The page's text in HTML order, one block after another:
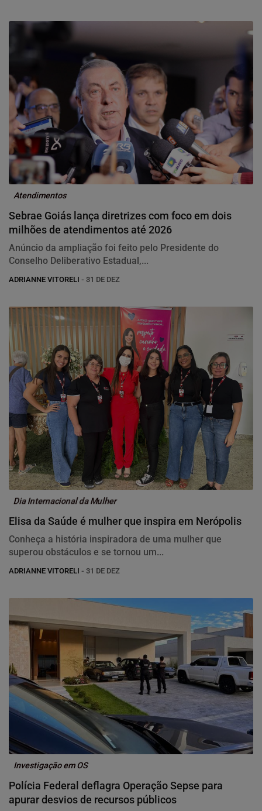
Atendimentos
Sebrae Goiás lança diretrizes com foco em dois
milhões de atendimentos até 2026
Anúncio da ampliação foi feito pelo Presidente do
Conselho Deliberativo Estadual,...
ADRIANNE VITORELI - 31 DE DEZ
Dia Internacional da Mulher
Elisa da Saúde é mulher que inspira em Nerópolis
Conheça a história inspiradora de uma mulher que
superou obstáculos e se tornou um...
ADRIANNE VITORELI - 31 DE DEZ
Investigação em OS
Polícia Federal deflagra Operação Sepse para
apurar desvios de recursos públicos